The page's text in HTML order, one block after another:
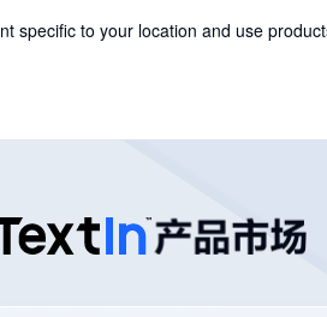
specific to your location and use
下游任务设计的智能文档
解析文字、表格、公式等内